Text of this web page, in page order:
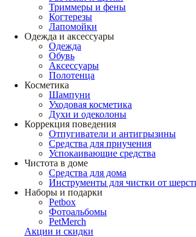
Триммеры и фены
Когтерезы
Лапомойки
Одежда и аксессуары
Одежда
Обувь
Аксессуары
Полотенца
Косметика
Шампуни
Уходовая косметика
Духи и одеколоны
Коррекция поведения
Отпугиватели и антигрызины
Средства для приучения
Успокаивающие средства
Чистота в доме
Средства для дома
Инструменты для чистки от
Наборы и подарки
Petbox
Фотоальбомы
PetMerch
Акции и скидки